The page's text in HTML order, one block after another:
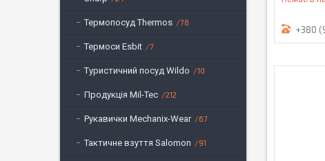
+380
Термопосуд Thermos 78
Термоси Esbit 7
Туристичний посуд Wildo 10
Продукція Mil-Tec 212
Рукавички Mechanix-Wear 67
Тактичне взуття Salomon 91